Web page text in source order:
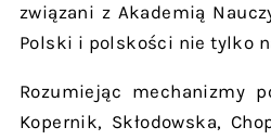
związani z Akademią
Polski i polskości nie tylko
Rozumiejąc mechanizmy
Kopernik, Skłodowska,